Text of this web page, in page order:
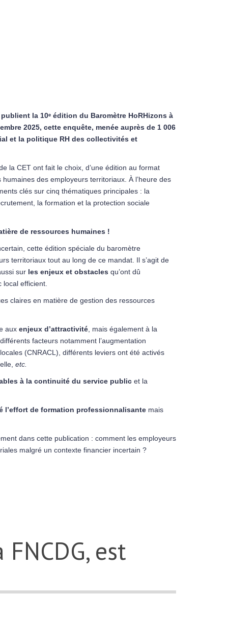
la 10ᵉ édition du Baromètre HoRHizons à
2025, cette enquête, menée auprès de 1 006
et la politique RH des collectivités et
la CET ont fait le choix, d’une édition au format
des employeurs territoriaux. À l’heure des
clés sur cinq thématiques principales : la
la formation et la protection sociale
de ressources humaines !
cette édition spéciale du baromètre
territoriaux tout au long de ce mandat. Il s’agit de
sur les enjeux et obstacles qu’ont dû
local efficient.
claires en matière de gestion des ressources
aux enjeux d’attractivité, mais également à la
facteurs notamment l’augmentation
(CNRACL), différents leviers ont été activés
etc.
à la continuité du service public et la
l’effort de formation professionnalisante mais
dans cette publication : comment les employeurs
malgré un contexte financier incertain ?
est